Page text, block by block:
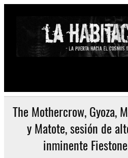
Saltar
Psychedelic, Stoner, Doom,
The Mothercrow, Gyoza,
y Matote, sesión de
inminente